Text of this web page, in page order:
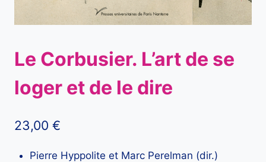
Le Corbusier. L’art de se
loger et de le dire
23,00 €
Pierre Hyppolite et Marc Perelman (dir.)